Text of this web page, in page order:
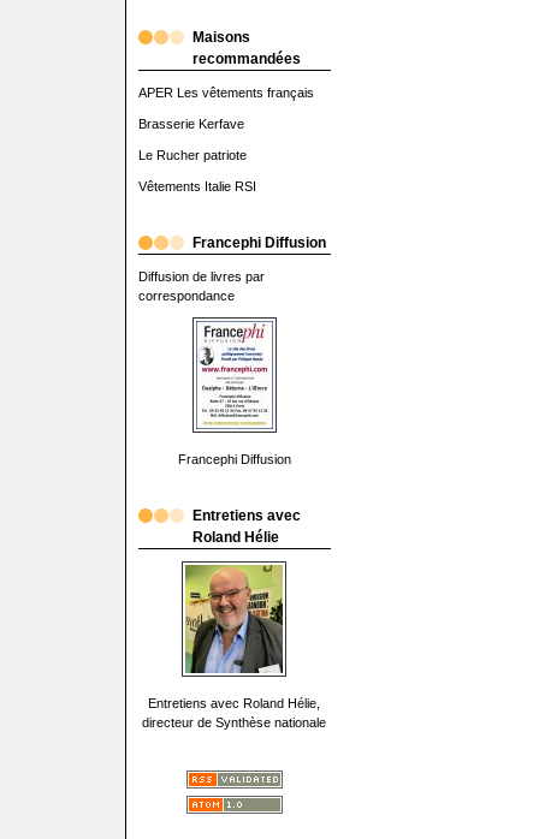
Maisons
recommandées
APER Les vêtements français
Brasserie Kerfave
Le Rucher patriote
Vêtements Italie RSI
Francephi Diffusion
Diffusion de livres par
correspondance
Francephi Diffusion
Entretiens avec
Roland Hélie
Entretiens avec Roland Hélie,
directeur de Synthèse nationale